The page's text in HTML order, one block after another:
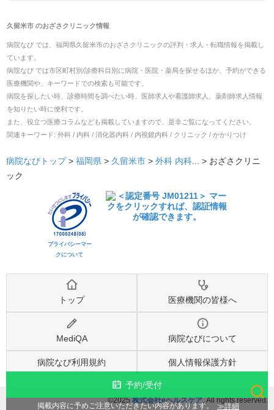
検索
久留米市のおざさクリニック情報
病院なび では、 福岡県久留米市のおざさクリニックの評判・求人・転職情報を掲載し
ています。
病院なび では市区町村別/診療科目別に病院・医院・薬局を探せるほか、予約ができる
医療機関や、キーワードでの検索も可能です。
病院を探したい時、診療時間を調べたい時、医師求人や看護師求人、薬剤師求人情報
を知りたい時に便利です。
また、役立つ医療コラムなども掲載していますので、是非ご覧になってください。
関連キーワード: 外科 / 内科 / 消化器内科 / 内視鏡内科 / クリニック / かかりつけ
予約/受付
掲載内容に予めご注意いただきたい内容があります。 詳細
病院なびトップ > 福岡県 > 久留米市 > 外科 内科... > おざさクリニ
ック
プライバシーマー
クについて
トップ 医療機関の皆様へ
MediQA 病院なびについて
病院なび利用規約 個人情報保護方針
©2025 株式会社eヘルスケア, All rights reserved.